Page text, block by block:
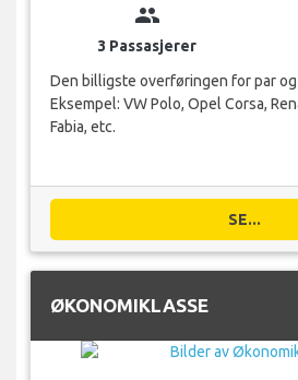
group
3 Passasjerer
Den billigste overføringen for par
Eksempel: VW Polo, Opel Corsa,
Fabia, etc.
SE...
ØKONOMIKLASSE